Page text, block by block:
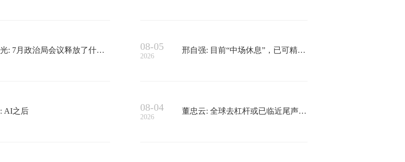
沈建光: 7月政治局会议释放了什么样的政策信号？
AI之后
08-05
2026
邢自强: 目前“中场休息”，已可精选AI科技，逐步加仓
08-04
2026
董忠云: 全球去杠杆或已临近尾声，A股科技修复行情宜徐徐图之